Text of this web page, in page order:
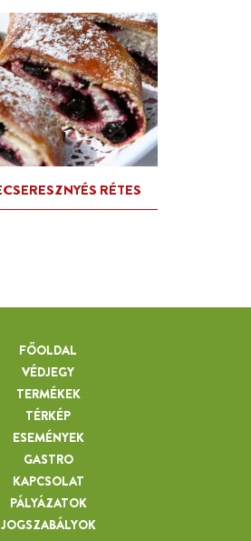
FEKETECSERESZNYE
FŐOLDAL
VÉDJEGY
TERMÉKEK
TÉRKÉP
ESEMÉNYEK
GASTRO
KAPCSOLAT
PÁLYÁZATOK
JOGSZABÁLYOK